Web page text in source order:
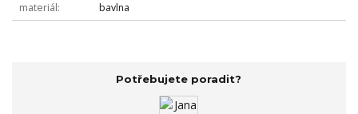
materiál
bavlna
Potřebujete poradit?